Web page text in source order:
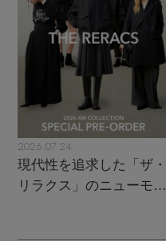
2026.07.24
現代性を追求した「ザ・
リラクス」のニューモダ